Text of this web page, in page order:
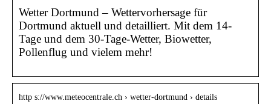
Wetter Dortmund – Wettervorhersage für
Dortmund aktuell und detailliert. Mit dem 14-
Tage und dem 30-Tage-Wetter, Biowetter,
Pollenflug und vielem mehr!
http s://www.meteocentrale.ch › wetter-dortmund › details